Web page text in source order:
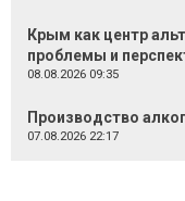
Крым как центр
проблемы и
08.08.2026 09:35
Производство
07.08.2026 22:17